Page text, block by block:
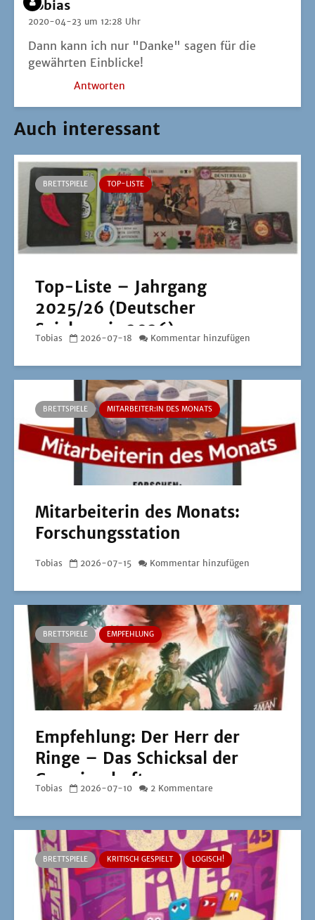
Tobias
2020-04-23 um 12:28 Uhr
Dann kann ich nur "Dan­ke" sagen für die
gewähr­ten Einblicke!
Antworten
Auch interessant
BRETTSPIELE TOP-LISTE
Top-Liste – Jahrgang
2025/26 (Deutscher
Spielepreis 2026)
Tobias 2026-07-18 Kommentar hinzufügen
BRETTSPIELE MITARBEITER:IN DES MONATS
Mitarbeiterin des Monats:
Forschungsstation
Tobias 2026-07-15 Kommentar hinzufügen
BRETTSPIELE EMPFEHLUNG
Empfehlung: Der Herr der
Ringe – Das Schicksal der
Gemeinschaft
Tobias 2026-07-10 2 Kommentare
BRETTSPIELE KRITISCH GESPIELT LOGISCH!